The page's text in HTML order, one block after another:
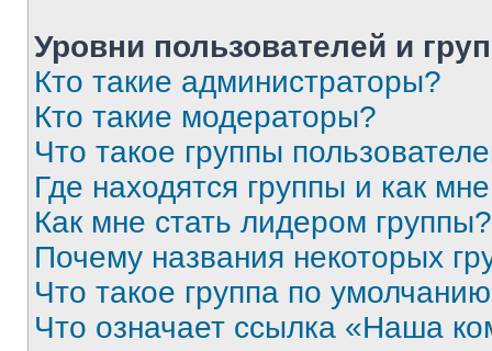
Уровни пользователей и
Кто такие администраторы?
Кто такие модераторы?
Что такое группы
Где находятся группы и как
Как мне стать лидером группы?
Почему названия некоторых
Что такое группа по
Что означает ссылка «Наша